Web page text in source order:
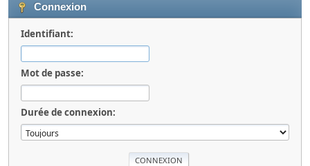
Connexion
Identifiant:
Mot de passe:
Durée de connexion: